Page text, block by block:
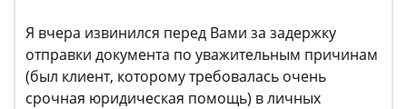
Я вчера извинился перед Вами за задержку
отправки документа по уважительным причинам
(был клиент, которому требовалась очень
срочная юридическая помощь) в личных